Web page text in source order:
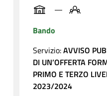
Bando
Servizio:AVVISO
DI UN’OFFERTA
PRIMO E TERZO
2023/2024